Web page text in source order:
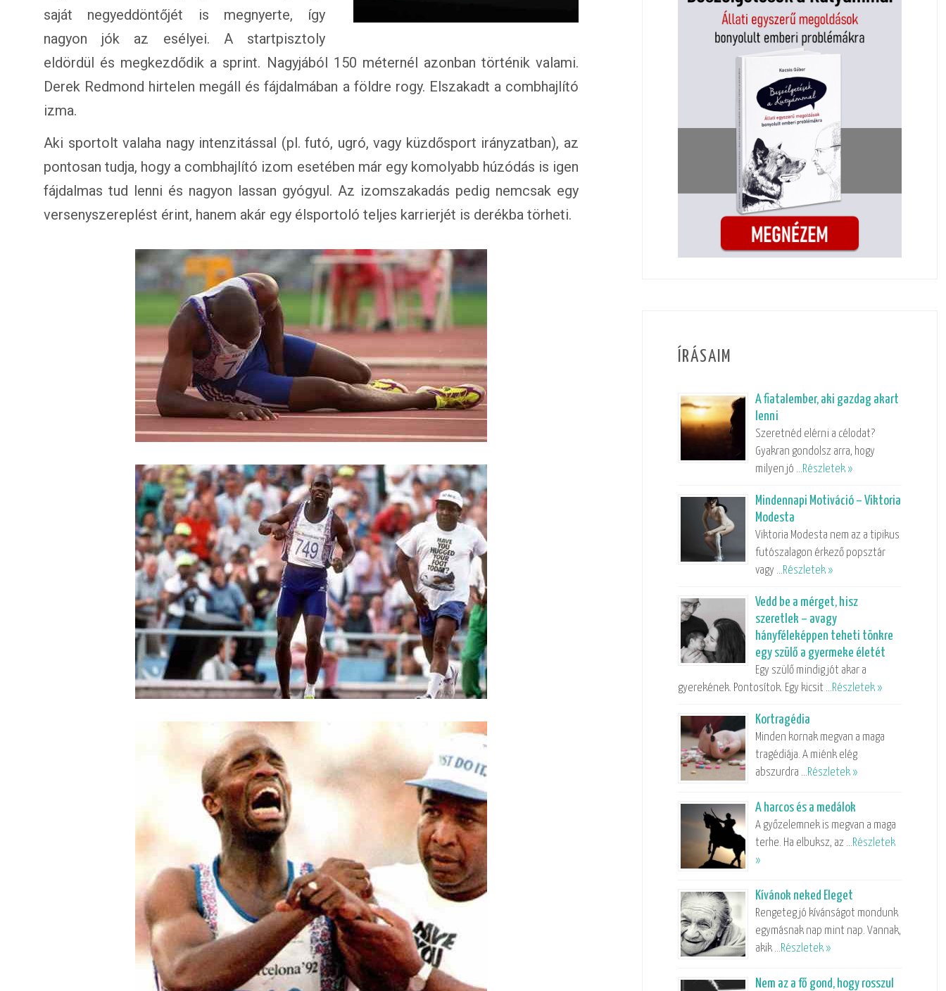
saját negyeddöntőjét is megnyerte, így
nagyon jók az esélyei. A startpisztoly
eldördül és megkezdődik a sprint. Nagyjából 150 méternél azonban történik valami.
Derek Redmond hirtelen megáll és fájdalmában a földre rogy. Elszakadt a combhajlító
izma.
Aki sportolt valaha nagy intenzitással (pl. futó, ugró, vagy küzdősport irányzatban), az
pontosan tudja, hogy a combhajlító izom esetében már egy komolyabb húzódás is igen
fájdalmas tud lenni és nagyon lassan gyógyul. Az izomszakadás pedig nemcsak egy
versenyszereplést érint, hanem akár egy élsportoló teljes karrierjét is derékba törheti.
ÍRÁSAIM
A fiatalember, aki gazdag akart
lenni
Szeretnéd elérni a célodat?
Gyakran gondolsz arra, hogy
milyen jó …Részletek »
Mindennapi Motiváció – Viktoria
Modesta
Viktoria Modesta nem az a tipikus
futószalagon érkező popsztár
vagy …Részletek »
Vedd be a mérget, hisz
szeretlek – avagy
hányféleképpen teheti tönkre
egy szülő a gyermeke életét
Egy szülő mindig jót akar a
gyerekének. Pontosítok. Egy kicsit …Részletek »
Kortragédia
Minden kornak megvan a maga
tragédiája. A miénk elég
abszurdra …Részletek »
A harcos és a medálok
A győzelemnek is megvan a maga
terhe. Ha elbuksz, az …Részletek
»
Kívánok neked Eleget
Rengeteg jó kívánságot mondunk
egymásnak nap mint nap. Vannak,
akik …Részletek »
Nem az a fő gond, hogy rosszul